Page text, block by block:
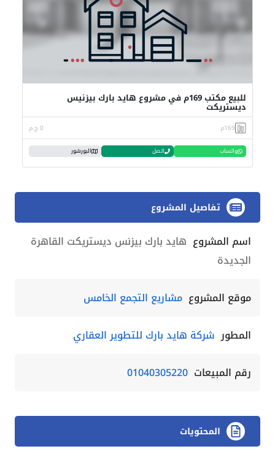
للبيع مكتب 169م في مشروع هايد بارك بيزنيس
ديستريكت
169م 0 ج.م
واتساب اتصل البورشور
تفاصيل المشروع
اسم المشروع هايد بارك بيزنس ديستريكت القاهرة
الجديدة
موقع المشروع مشاريع التجمع الخامس
المطور شركة هايد بارك للتطوير العقاري
رقم المبيعات 01040305220
المحتويات